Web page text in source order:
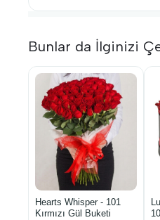
Bunlar da İlginizi
Hearts Whisper - 101
Kırmızı Gül Buketi